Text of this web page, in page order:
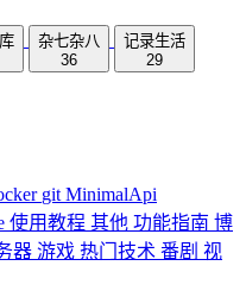
杂七杂八
36
记录生活
29
git MinimalApi
使用教程 其他 功能指南 博
器 游戏 热门技术 番剧 视